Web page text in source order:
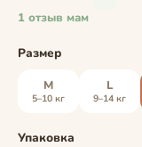
1 отзыв мам
Размер
M
5–10 кг
L
9–14 кг
Упаковка